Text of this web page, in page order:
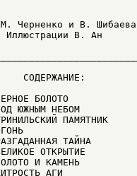
Черненко и В. Шибаева
Иллюстрации В. Ан
СОДЕРЖАНИЕ:
БОЛОТО
ЮЖНЫМ НЕБОМ
ПАМЯТНИК
ТАЙНА
ОТКРЫТИЕ
И КАМЕНЬ
АГИ